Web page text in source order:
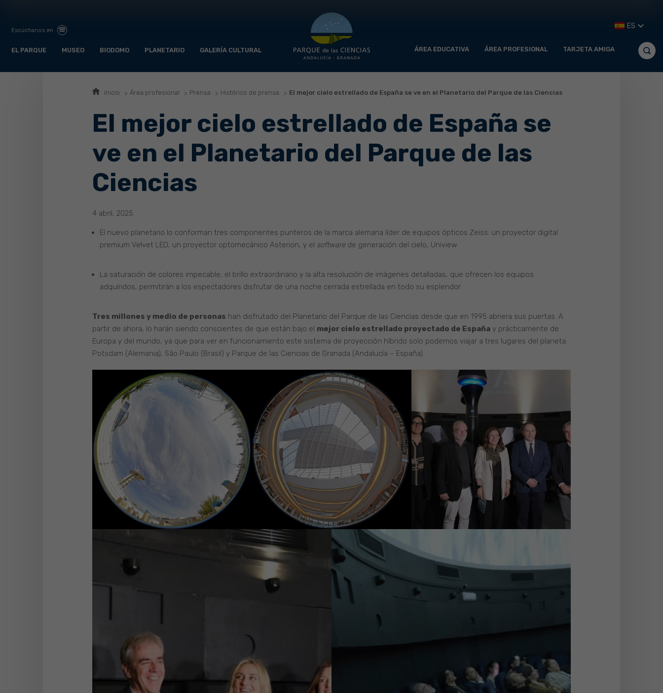
Escúchanos en
EL PARQUE MUSEO BIODOMO PLANETARIO GALERÍA CULTURAL ÁREA EDUCATIVA ÁREA PROFESIONAL TARJETA AMIGA
ES
Inicio Área profesional Prensa Histórico de prensa El mejor cielo estrellado de España se ve en el Planetario del Parque de las Ciencias
El mejor cielo estrellado de España se
ve en el Planetario del Parque de las
Ciencias
4 abril, 2025
El nuevo planetario lo conforman tres componentes punteros de la marca alemana líder de equipos ópticos Zeiss: un proyector digital
premium Velvet LED, un proyector optomecánico Asterion, y el softwarede generación del cielo, Uniview
La saturación de colores impecable, el brillo extraordinario y la alta resolución de imágenes detalladas, que ofrecen los equipos
adquiridos, permitirán a los espectadores disfrutar de una noche cerrada estrellada en todo su esplendor
Tres millones y medio de personas han disfrutado del Planetario del Parque de las Ciencias desde que en 1995 abriera sus puertas. A
partir de ahora, lo harán siendo conscientes de que están bajo el mejor cielo estrellado proyectado de España y prácticamente de
Europa y del mundo, ya que para ver en funcionamiento este sistema de proyección híbrido solo podemos viajar a tres lugares del planeta:
Potsdam (Alemania), São Paulo (Brasil) y Parque de las Ciencias de Granada (Andalucía – España).